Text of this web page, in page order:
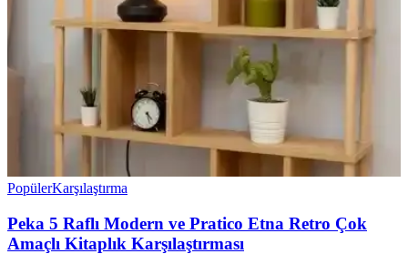
PopülerKarşılaştırma
Peka 5 Raflı Modern ve Pratico Etna Retro Çok
Amaçlı Kitaplık Karşılaştırması